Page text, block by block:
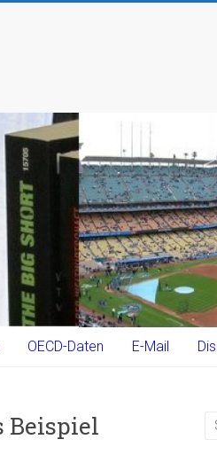
OECD-Daten E-Mail
Beispiel